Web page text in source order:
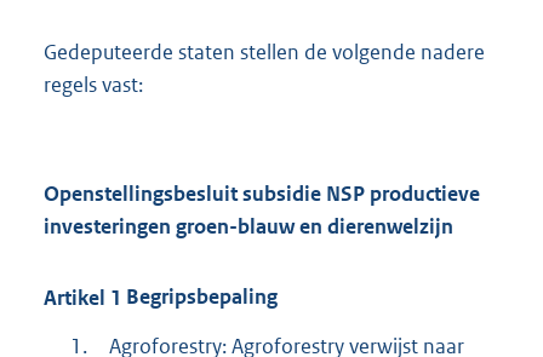
Gedeputeerde staten stellen de volgende nadere
regels vast:
Openstellingsbesluit subsidie NSP productieve
investeringen groen-blauwen dierenwelzijn
Artikel 1 Begripsbepaling
1.
Agroforestry: Agroforestry verwijst naar